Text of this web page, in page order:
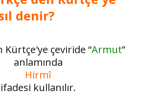
denir?
Kürtçe'ye çeviride “Armut”
anlamında
Hirmî
ifadesi kullanılır.